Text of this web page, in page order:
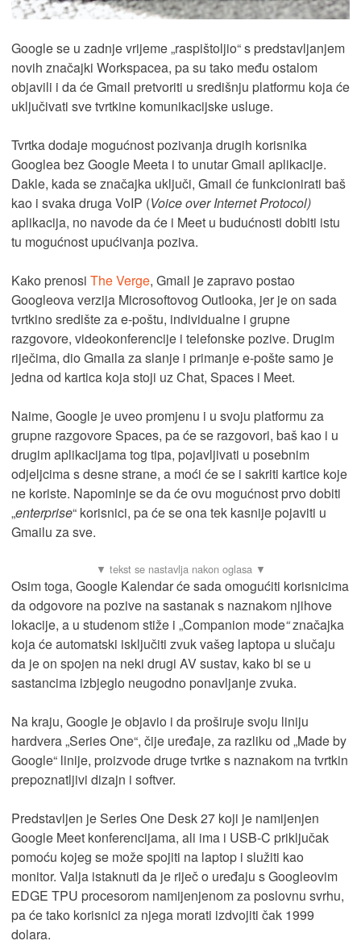
Google se u zadnje vrijeme „raspištoljio“ s predstavljanjem
novih značajki Workspacea, pa su tako među ostalom
objavili i da će Gmail pretvoriti u središnju platformu koja će
uključivati sve tvrtkine komunikacijske usluge.
Tvrtka dodaje mogućnost pozivanja drugih korisnika
Googlea bez Google Meeta i to unutar Gmail aplikacije.
Dakle, kada se značajka uključi, Gmail će funkcionirati baš
kao i svaka druga VoIP (Voice over Internet Protocol)
aplikacija, no navode da će i Meet u budućnosti dobiti istu
tu mogućnost upućivanja poziva.
Kako prenosi The Verge, Gmail je zapravo postao
Googleova verzija Microsoftovog Outlooka, jer je on sada
tvrtkino središte za e-poštu, individualne i grupne
razgovore, videokonferencije i telefonske pozive. Drugim
riječima, dio Gmaila za slanje i primanje e-pošte samo je
jedna od kartica koja stoji uz Chat, Spaces i Meet.
Naime, Google je uveo promjenu i u svoju platformu za
grupne razgovore Spaces, pa će se razgovori, baš kao i u
drugim aplikacijama tog tipa, pojavljivati u posebnim
odjeljcima s desne strane, a moći će se i sakriti kartice koje
ne koriste. Napominje se da će ovu mogućnost prvo dobiti
„enterprise“ korisnici, pa će se ona tek kasnije pojaviti u
Gmailu za sve.
Osim toga, Google Kalendar će sada omogućiti korisnicima
da odgovore na pozive na sastanak s naznakom njihove
lokacije, a u studenom stiže i „Companion mode“značajka
koja će automatski isključiti zvuk vašeg laptopa u slučaju
da je on spojen na neki drugi AV sustav, kako bi se u
sastancima izbjeglo neugodno ponavljanje zvuka.
Na kraju, Google je objavio i da proširuje svoju liniju
hardvera „Series One“, čije uređaje, za razliku od „Made by
Google“ linije, proizvode druge tvrtke s naznakom na tvrtkin
prepoznatljivi dizajn i softver.
Predstavljen je Series One Desk 27 koji je namijenjen
Google Meet konferencijama, ali ima i USB-C priključak
pomoću kojeg se može spojiti na laptop i služiti kao
monitor. Valja istaknuti da je riječ o uređaju s Googleovim
EDGE TPU procesorom namijenjenom za poslovnu svrhu,
pa će tako korisnici za njega morati izdvojiti čak 1999
dolara.